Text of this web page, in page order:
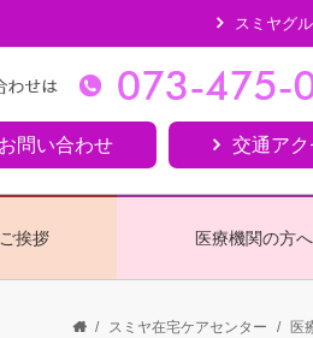
スミヤグ
お問い合わせ 交通アク
挨拶 医療機関の方へ
/ スミヤ在宅ケアセンター / 医